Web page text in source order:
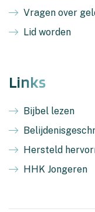
Vragen over
Lid worden
Links
Bijbel lezen
Hersteld
HHK Jongeren